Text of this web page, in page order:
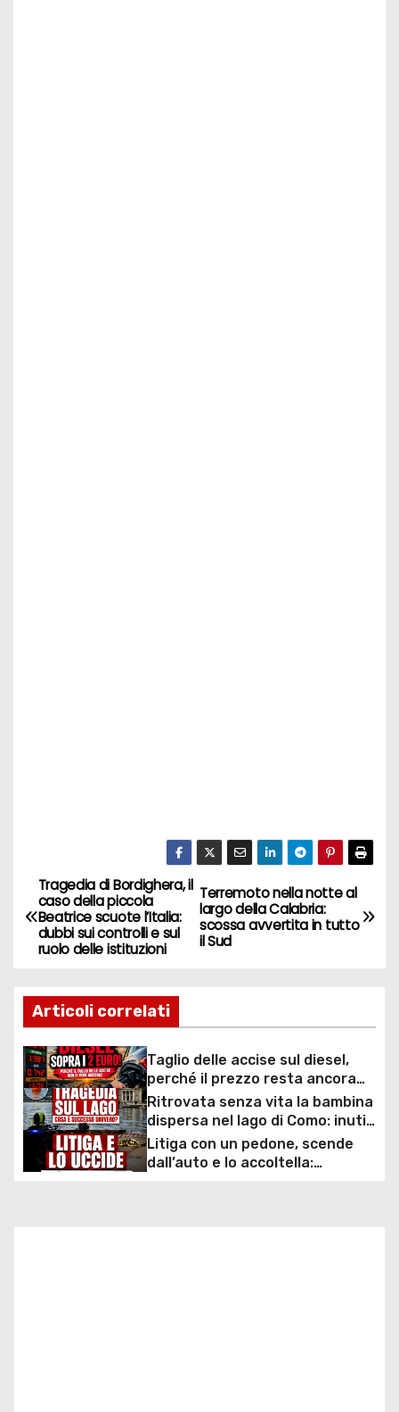
N
a
i
g
a
z
i
Terremoto nella notte al
largo della Calabria:
scossa avvertita in tutto
il Sud
Tragedia di Bordighera, il
caso della piccola
Beatrice scuote l’Italia:
dubbi sui controlli e sul
ruolo delle istituzioni
Articoli correlati
Taglio delle accise sul diesel,
perché il prezzo resta ancora
sopra i 2 euro nonostante lo
sconto deciso dal Governo
Ritrovata senza vita la bambina
dispersa nel lago di Como: inutili
ore di ricerche dei
sommozzatori
Litiga con un pedone, scende
dall’auto e lo accoltella: